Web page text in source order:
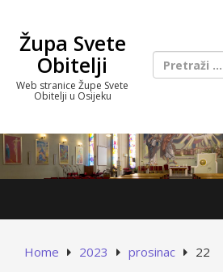
contentŽupa Svete
Obitelji
Web stranice Župe Svete
Obitelji u Osijeku
Home 2023 prosinac 22